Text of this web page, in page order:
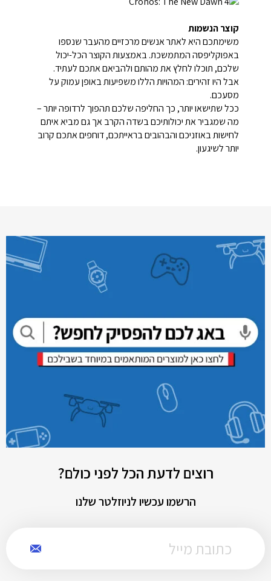
קוצר הנשמות
משימתכם היא לאתר אנשים מרכזיים מהעבר שנספו
באפוקליפסה המתמשכת. באמצעות הקוצר הכל-יכול
שלכם, תוכלו לחלץ את מהותם ולהביאם אתכם לעתיד.
אבל היו זהירים: המהויות הללו משפיעות באופן עמוק על
מסעכם.
ככל שתישאו יותר, כך החליפה שלכם תהפוך לרדופה יותר –
מה שמגביר את יכולותיכם בשדה הקרב אך גם מביא איתם
לחישות באוזניכם והבהובים בראייתכם, דוחפים אתכם קרוב
יותר לשיגעון.
רוצים לדעת הכל לפני כולם?
הרשמו עכשיו לניוזלטר שלנו